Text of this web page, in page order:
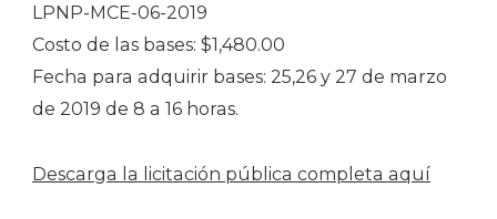
LPNP-MCE-06-2019
Costo de las bases: $1,480.00
Fecha para adquirir bases: 25,26 y 27 de marzo
de 2019 de 8 a 16 horas.
Descarga la licitación pública completa aquí